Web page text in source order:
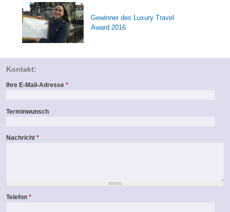
Gewinner des Luxury Travel
Award 2016
Kontakt:
Ihre E-Mail-Adresse*
Terminwunsch
Nachricht*
Telefon*